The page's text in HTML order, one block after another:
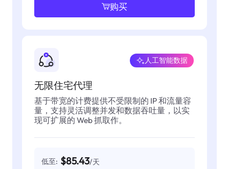
购买
无限住宅代理
人工智能数据
基于带宽的计费提供不受限制的 IP 和流量容
量，支持灵活调整并发和数据吞吐量，以实
现可扩展的 Web 抓取作。
低至: $85.43/天